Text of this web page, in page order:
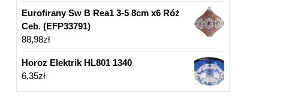
Eurofirany Sw B Rea1 3-5 8cm x6 Róż
Ceb. (EFP33791)
88,98zł
Horoz Elektrik HL801 1340
6,35zł